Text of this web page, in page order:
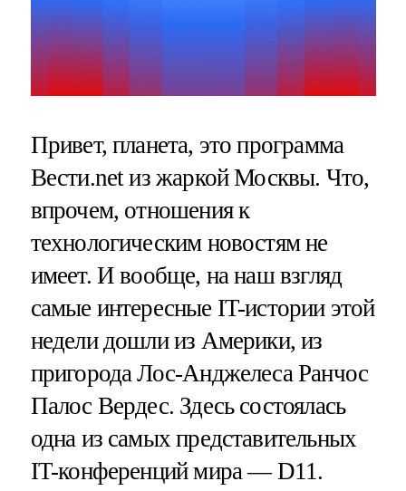
Привет, планета, это программа
Вести.net из жаркой Москвы. Что,
впрочем, отношения к
технологическим новостям не
имеет. И вообще, на наш взгляд
самые интересные IT-истории этой
недели дошли из Америки, из
пригорода Лос-Анджелеса Ранчос
Палос Вердес. Здесь состоялась
одна из самых представительных
IT-конференций мира — D11.